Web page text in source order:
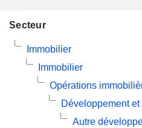
Secteur
Immobilier
Immobilier
Opérations
Développement
Autre